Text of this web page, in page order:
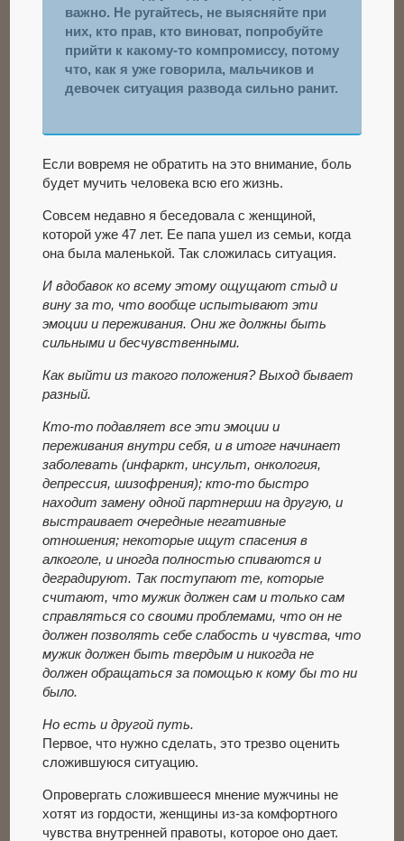
важно. Не ругайтесь, не выясняйте при
них, кто прав, кто виноват, попробуйте
прийти к какому-то компромиссу, потому
что, как я уже говорила, мальчиков и
девочек ситуация развода сильно ранит.
Если вовремя не обратить на это внимание, боль
будет мучить человека всю его жизнь.
Совсем недавно я беседовала с женщиной,
которой уже 47 лет. Ее папа ушел из семьи, когда
она была маленькой. Так сложилась ситуация.
И вдобавок ко всему этому ощущают стыд и
вину за то, что вообще испытывают эти
эмоции и переживания. Они же должны быть
сильными и бесчувственными.
Как выйти из такого положения? Выход бывает
разный.
Кто-то подавляет все эти эмоции и
переживания внутри себя, и в итоге начинает
заболевать (инфаркт, инсульт, онкология,
депрессия, шизофрения); кто-то быстро
находит замену одной партнерши на другую, и
выстраивает очередные негативные
отношения; некоторые ищут спасения в
алкоголе, и иногда полностью спиваются и
деградируют. Так поступают те, которые
считают, что мужик должен сам и только сам
справляться со своими проблемами, что он не
должен позволять себе слабость и чувства, что
мужик должен быть твердым и никогда не
должен обращаться за помощью к кому бы то ни
было.
Но есть и другой путь.
Первое, что нужно сделать, это трезво оценить
сложившуюся ситуацию.
Опровергать сложившееся мнение мужчины не
хотят из гордости, женщины из-за комфортного
чувства внутренней правоты, которое оно дает.